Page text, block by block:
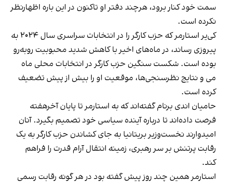
سمت خود کنار برود، هرچند دفتر او تاکنون در این باره اظهارنظر
نکرده است.
کی‌یر استارمر که حزب کارگر را در انتخابات سراسری سال ۲۰۲۴ به
پیروزی رساند، در ماه‌های اخیر با کاهش شدید محبوبیت روبه‌رو
بوده است. شکست سنگین حزب کارگر در انتخابات محلی ماه
می و نتایج نظرسنجی‌ها، موقعیت او را بیش از پیش تضعیف
کرده است.
حامیان اندی برنام گفته‌اند که به استارمر تا پایان آخرهفته
فرصت داده‌اند تا درباره آینده سیاسی خود تصمیم بگیرد. آنان
امیدوارند نخست‌وزیر بریتانیا به جای کشاندن حزب کارگر به یک
رقابت پرتنش بر سر رهبری، زمینه انتقال آرام قدرت را فراهم
کند.
استارمر همین چند روز پیش گفته بود در هر گونه رقابت رسمی